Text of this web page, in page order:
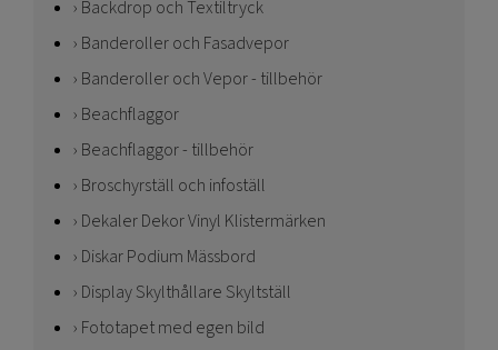
Backdrop och Textiltryck
Banderoller och Fasadvepor
Banderoller och Vepor - tillbehör
Beachflaggor
Beachflaggor - tillbehör
Broschyrställ och infoställ
Dekaler Dekor Vinyl Klistermärken
Diskar Podium Mässbord
Display Skylthållare Skyltställ
Fototapet med egen bild